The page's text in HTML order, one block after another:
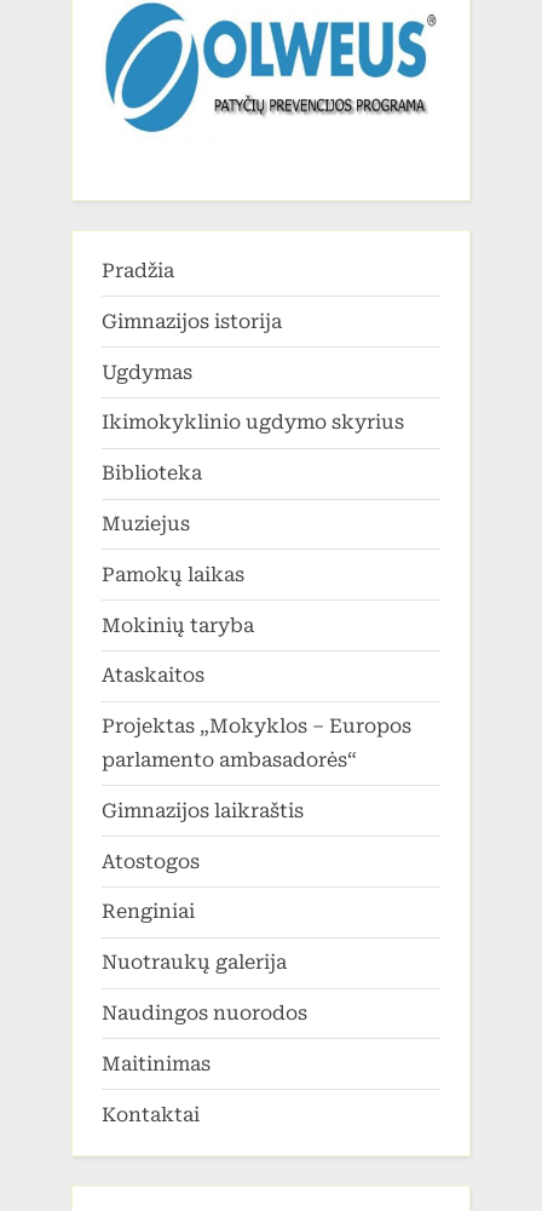
Pradžia
Gimnazijos istorija
Ugdymas
Ikimokyklinio ugdymo skyrius
Biblioteka
Muziejus
Pamokų laikas
Mokinių taryba
Ataskaitos
Projektas „Mokyklos – Europos
parlamento ambasadorės“
Gimnazijos laikraštis
Atostogos
Renginiai
Nuotraukų galerija
Naudingos nuorodos
Maitinimas
Kontaktai